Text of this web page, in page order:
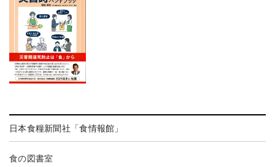
日本食糧新聞社「食情報館」
食の図書室